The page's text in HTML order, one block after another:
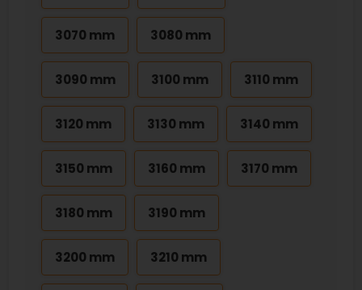
3070 mm 3080 mm
3090 mm 3100 mm 3110 mm
3120 mm 3130 mm 3140 mm
3150 mm 3160 mm 3170 mm
3180 mm 3190 mm
3200 mm 3210 mm